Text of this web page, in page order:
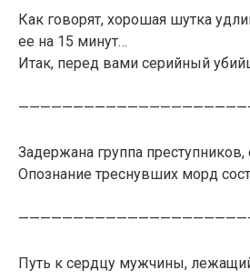
Как говорят, хорошая шутка
ее на 15 минут…
Итак, перед вами серийный
Задержана группа
Опознание треснувших морд
Путь к сердцу мужчины, лежащий